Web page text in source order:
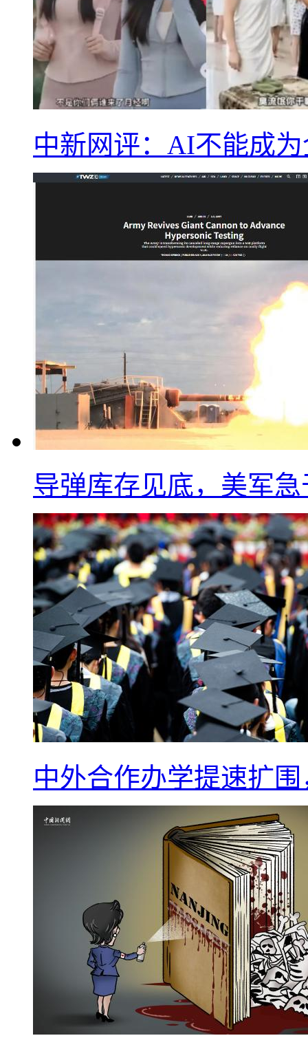
中新网评：AI不能成
导弹库存见底，美军
中外合作办学提速扩